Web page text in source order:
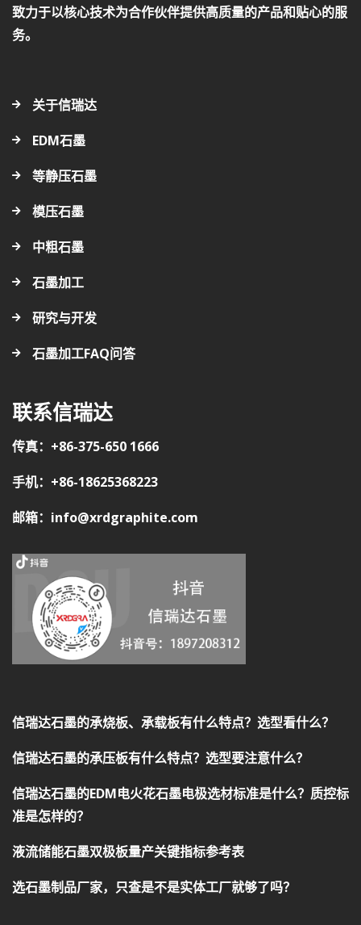
致力于以核心技术为合作伙伴提供高质量的产品和贴心的服
务。
关于信瑞达
EDM石墨
等静压石墨
模压石墨
中粗石墨
石墨加工
研究与开发
石墨加工FAQ问答
联系信瑞达
传真：+86-375-650 1666
手机：+86-18625368223
邮箱：info@xrdgraphite.com
信瑞达石墨的承烧板、承载板有什么特点？选型看什么？
信瑞达石墨的承压板有什么特点？选型要注意什么？
信瑞达石墨的EDM电火花石墨电极选材标准是什么？质控标
准是怎样的？
液流储能石墨双极板量产关键指标参考表
选石墨制品厂家，只查是不是实体工厂就够了吗？